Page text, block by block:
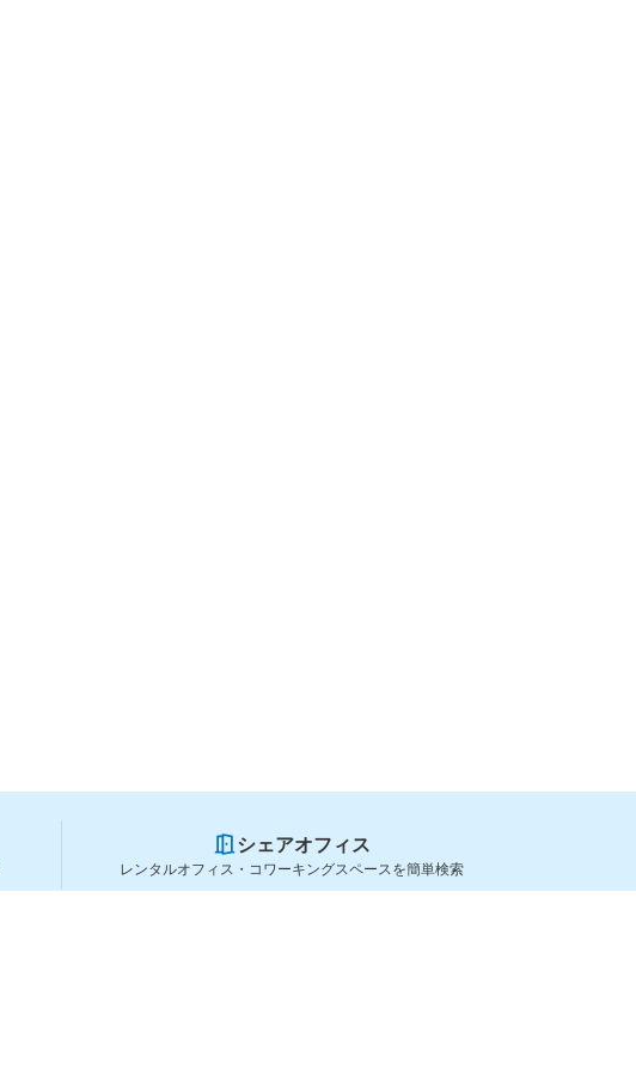
シェアオフィス
レンタルオフィス・コワーキングスペースを簡単検索